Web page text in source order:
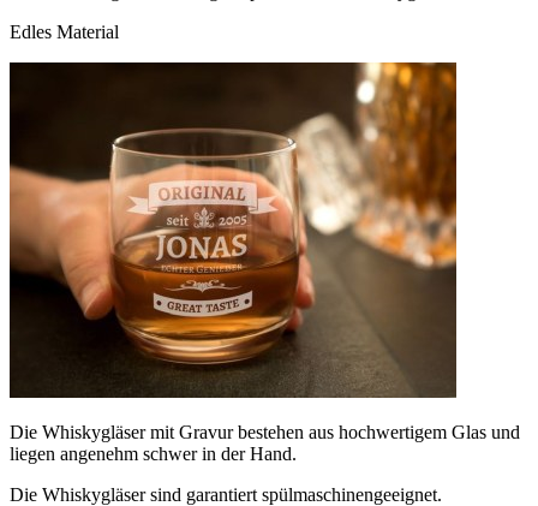
Edles Material
Die Whiskygläser mit Gravur bestehen aus hochwertigem Glas und
liegen angenehm schwer in der Hand.
Die Whiskygläser sind garantiert spülmaschinengeeignet.